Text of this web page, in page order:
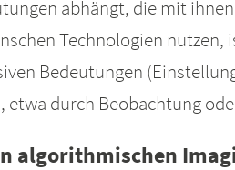
abhängt, die mit
Technologien
Bedeutungen
etwa durch Beobachtung
algorithmischen